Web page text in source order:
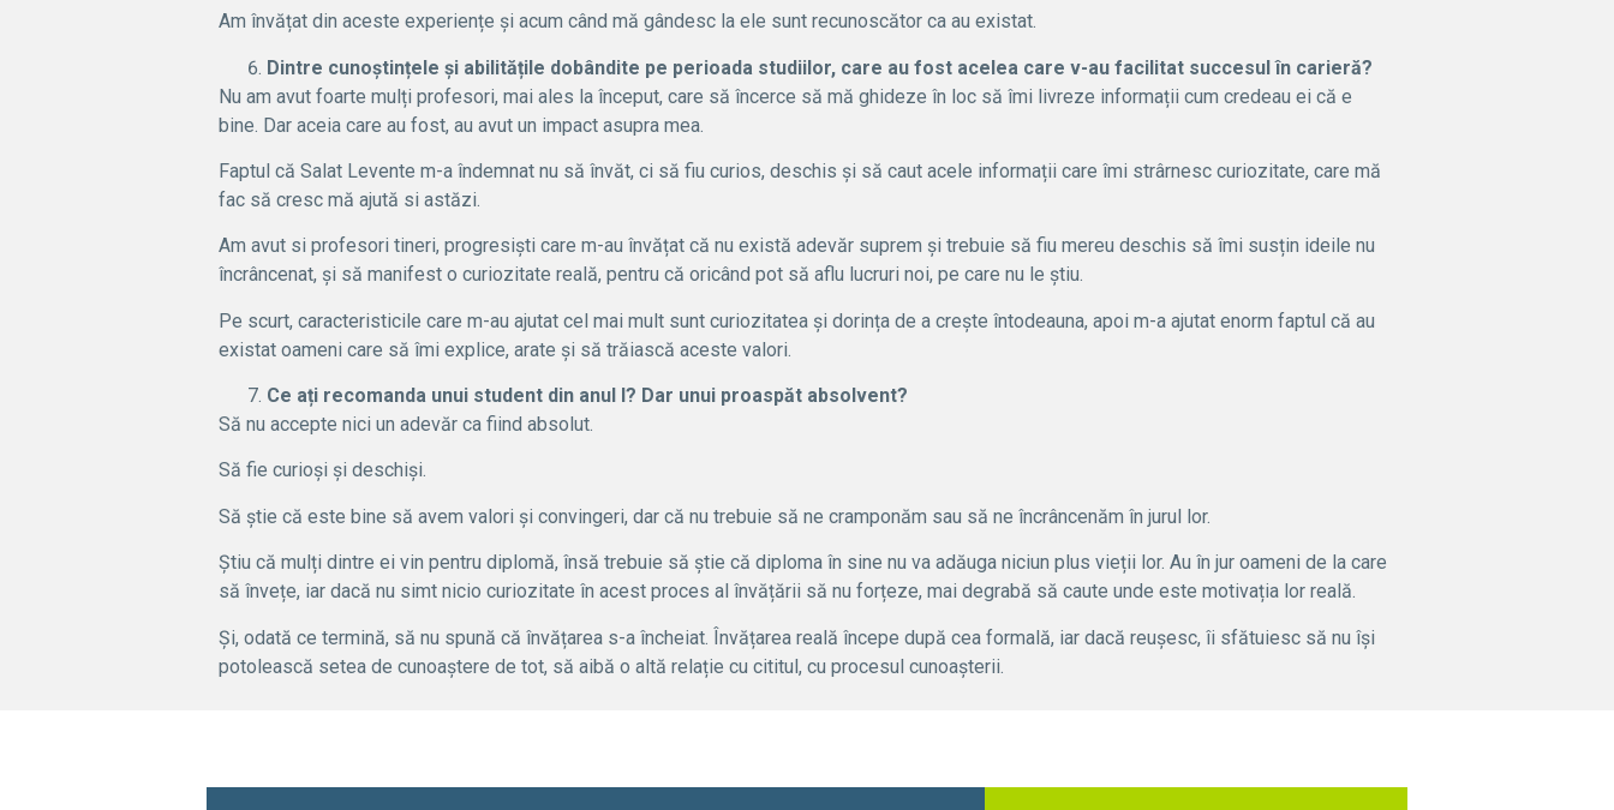
Am învățat din aceste experiențe și acum când mă gândesc la ele sunt recunoscător ca au existat.
Dintre cunoștințele și abilitățile dobândite pe perioada studiilor, care au fost acelea care v-au facilitat succesul în carieră?
Nu am avut foarte mulți profesori, mai ales la început, care să încerce să mă ghideze în loc să îmi livreze informații cum credeau ei că e
bine. Dar aceia care au fost, au avut un impact asupra mea.
Faptul că Salat Levente m-a îndemnat nu să învăt, ci să fiu curios, deschis și să caut acele informații care îmi strârnesc curiozitate, care mă
fac să cresc mă ajută si astăzi.
Am avut si profesori tineri, progresiști care m-au învățat că nu există adevăr suprem și trebuie să fiu mereu deschis să îmi susțin ideile nu
încrâncenat, și să manifest o curiozitate reală, pentru că oricând pot să aflu lucruri noi, pe care nu le știu.
Pe scurt, caracteristicile care m-au ajutat cel mai mult sunt curiozitatea și dorința de a crește întodeauna, apoi m-a ajutat enorm faptul că au
existat oameni care să îmi explice, arate și să trăiască aceste valori.
Ce ați recomanda unui student din anul I? Dar unui proaspăt absolvent?
Să nu accepte nici un adevăr ca fiind absolut.
Să fie curioși și deschiși.
Să știe că este bine să avem valori și convingeri, dar că nu trebuie să ne cramponăm sau să ne încrâncenăm în jurul lor.
Știu că mulți dintre ei vin pentru diplomă, însă trebuie să știe că diploma în sine nu va adăuga niciun plus vieții lor. Au în jur oameni de la care
să învețe, iar dacă nu simt nicio curiozitate în acest proces al învățării să nu forțeze, mai degrabă să caute unde este motivația lor reală.
Și, odată ce termină, să nu spună că învățarea s-a încheiat. Învățarea reală începe după cea formală, iar dacă reușesc, îi sfătuiesc să nu își
potolească setea de cunoaștere de tot, să aibă o altă relație cu cititul, cu procesul cunoașterii.